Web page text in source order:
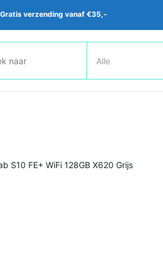
Gratis verzending vanaf €35,-
S10 FE+ WiFi 128GB X620 Grijs